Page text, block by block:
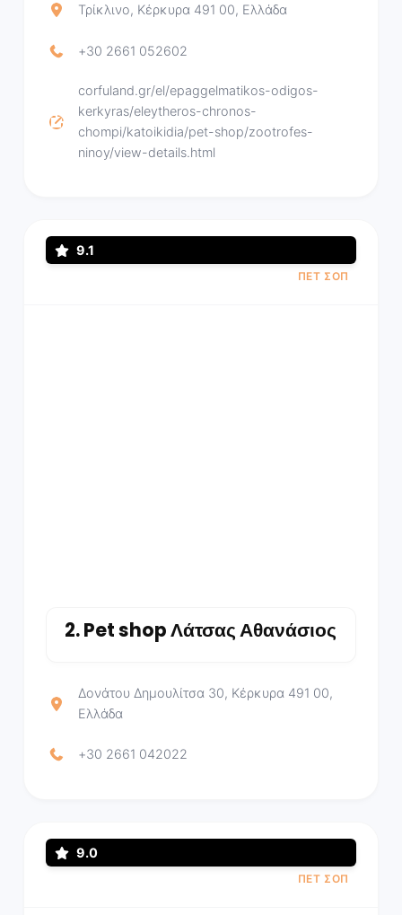
Τρίκλινο, Κέρκυρα 491 00, Ελλάδα
+30 2661 052602
corfuland.gr/el/epaggelmatikos-odigos-
kerkyras/eleytheros-chronos-
chompi/katoikidia/pet-shop/zootrofes-
ninoy/view-details.html
9.1
ΠΕΤ ΣΟΠ
2.Pet shop Λάτσας Αθανάσιος
Δονάτου Δημουλίτσα 30, Κέρκυρα 491 00,
Ελλάδα
+30 2661 042022
9.0
ΠΕΤ ΣΟΠ